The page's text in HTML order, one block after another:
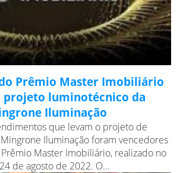
Prêmio Master Imobiliário
projeto luminotécnico da
Iluminação
que levam o projeto de
Iluminação foram vencedores
Master Imobiliário, realizado no
de agosto de 2022. O...